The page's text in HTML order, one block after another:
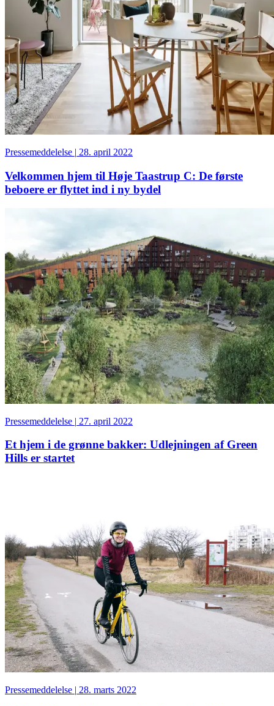
Pressemeddelelse | 28. april 2022
Velkommen hjem til Høje Taastrup C: De første
beboere er flyttet ind i ny bydel
Pressemeddelelse | 27. april 2022
Et hjem i de grønne bakker: Udlejningen af Green
Hills er startet
Pressemeddelelse | 28. marts 2022